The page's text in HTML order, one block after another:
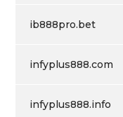
ib888pro.bet
infyplus888.com
infyplus888.info